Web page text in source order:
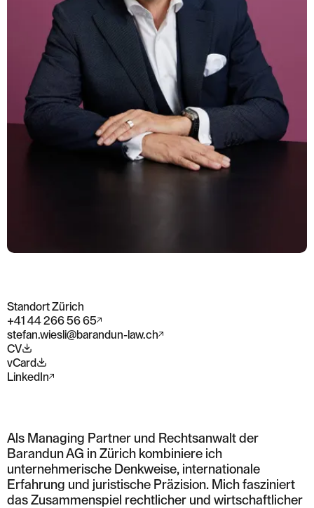
Standort Zürich
+41 44 266 56 65
stefan.wiesli@barandun-law.ch
CV
vCard
LinkedIn
Als Managing Partner und Rechtsanwalt der
Barandun AG in Zürich kombiniere ich
unternehmerische Denkweise, internationale
Erfahrung und juristische Präzision. Mich fasziniert
das Zusammenspiel rechtlicher und wirtschaftlicher